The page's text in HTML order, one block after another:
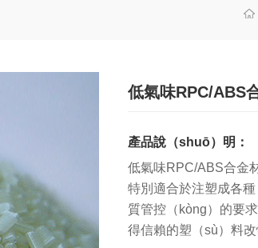
低氣味RPC/ABS
產品說（shuō）明：
低氣味RPC/ABS合金
特別適合於注塑成各
質管控（kòng）的要
得信賴的塑（sù）料